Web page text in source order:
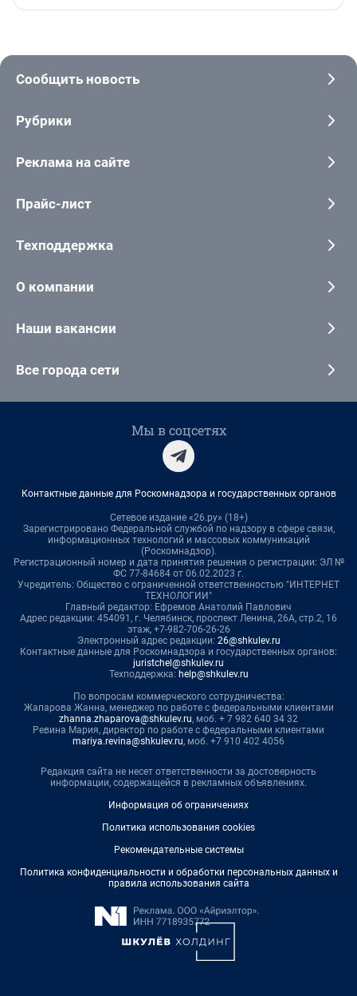
Сообщить новость
Рубрики
Реклама на сайте
Прайс-лист
Техподдержка
О компании
Наши вакансии
Все города сети
Мы в соцсетях
Контактные данные для Роскомнадзора и государственных органов
Сетевое издание «26.ру» (18+)
Зарегистрировано Федеральной службой по надзору в сфере связи,
информационных технологий и массовых коммуникаций
(Роскомнадзор).
Регистрационный номер и дата принятия решения о регистрации: ЭЛ №
ФС 77-84684 от 06.02.2023 г.
Учредитель: Общество с ограниченной ответственностью "ИНТЕРНЕТ
ТЕХНОЛОГИИ"
Главный редактор: Ефремов Анатолий Павлович
Адрес редакции: 454091, г. Челябинск, проспект Ленина, 26А, стр.2, 16
этаж, +7-982-706-26-26
Электронный адрес редакции: 26@shkulev.ru
Контактные данные для Роскомнадзора и государственных органов:
juristchel@shkulev.ru
Техподдержка: help@shkulev.ru
По вопросам коммерческого сотрудничества:
Жапарова Жанна, менеджер по работе с федеральными клиентами
zhanna.zhaparova@shkulev.ru, моб. + 7 982 640 34 32
Ревина Мария, директор по работе с федеральными клиентами
mariya.revina@shkulev.ru, моб. +7 910 402 4056
Редакция сайта не несет ответственности за достоверность
информации, содержащейся в рекламных объявлениях.
Информация об ограничениях
Политика использования cookies
Рекомендательные системы
Политика конфиденциальности и обработки персональных данных и
правила использования сайта